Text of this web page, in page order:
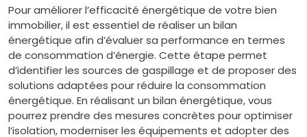
Pour améliorer l’efficacité énergétique de votre bien
immobilier, il est essentiel de réaliser un bilan
énergétique afin d’évaluer sa performance en termes
de consommation d’énergie. Cette étape permet
d’identifier les sources de gaspillage et de proposer des
solutions adaptées pour réduire la consommation
énergétique. En réalisant un bilan énergétique, vous
pourrez prendre des mesures concrètes pour optimiser
l’isolation, moderniser les équipements et adopter des